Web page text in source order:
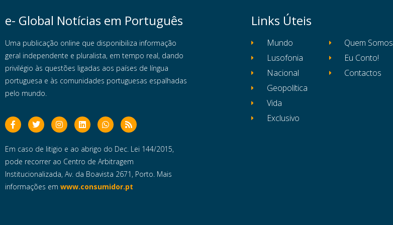
e- Global Notícias em Português
Uma publicação online que disponibiliza informação
geral independente e pluralista, em tempo real, dando
privilégio às questões ligadas aos países de língua
portuguesa e às comunidades portuguesas espalhadas
pelo mundo.
Em caso de litigio e ao abrigo do Dec. Lei 144/2015,
pode recorrer ao Centro de Arbitragem
Institucionalizada, Av. da Boavista 2671, Porto. Mais
informações em www.consumidor.pt
Links Úteis
Mundo
Lusofonia
Nacional
Geopolítica
Vida
Exclusivo
Quem Somos
Eu Conto!
Contactos